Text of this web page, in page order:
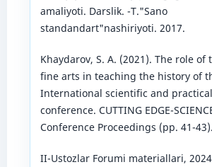
amaliyoti. Darslik. -T."Sano
standandart"nashiriyoti. 2017.
Khaydarov, S. A. (2021). The role of
fine arts in teaching the history of
International scientific and practical
conference. CUTTING EDGE-
Conference Proceedings (pp. 41-43).
II-Ustozlar Forumi materiallari, 2024